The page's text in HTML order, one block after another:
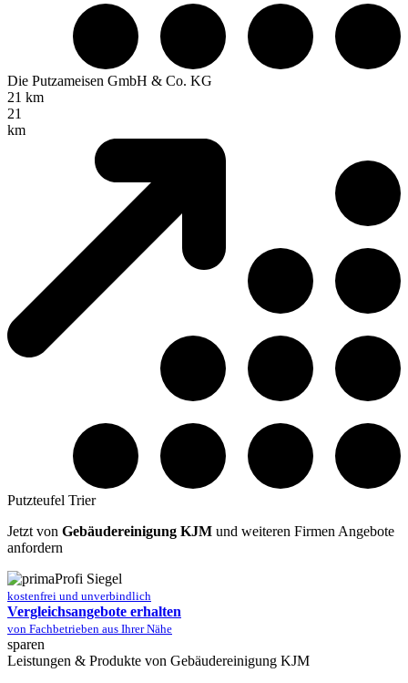
Die Putzameisen GmbH & Co. KG
21 km
21
km
Putzteufel Trier
Jetzt von Gebäudereinigung KJM und weiteren Firmen Angebote
anfordern
kostenfrei und unverbindlich
Vergleichsangebote erhalten
von Fachbetrieben aus Ihrer Nähe
sparen
Leistungen & Produkte von Gebäudereinigung KJM